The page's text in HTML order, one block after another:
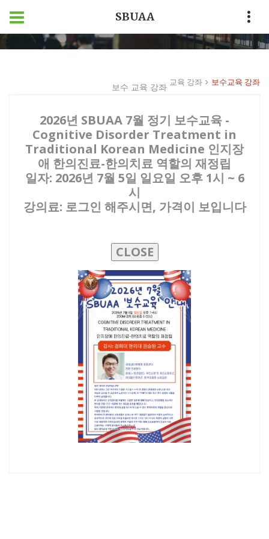
SBUAA
교육 강좌 보수교육 강좌
보수 교육 강좌 교육 강좌 보수교육 강좌
2026년 SBUAA 7월 정기 보수교육 -
Cognitive Disorder Treatment in
Traditional Korean Medicine 인지장
애 한의진료-한의치료 역할의 재정립
일자: 2026년 7월 5일 일요일 오후 1시 ~ 6
시
강의료: 로그인 해주시면, 가격이 보입니다
CLOSE